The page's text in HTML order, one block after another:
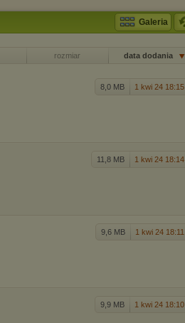
Galeria
rozmiar data dodania
8,0 MB 1 kwi 24 18:15
11,8 MB 1 kwi 24 18:14
9,6 MB 1 kwi 24 18:11
9,9 MB 1 kwi 24 18:10